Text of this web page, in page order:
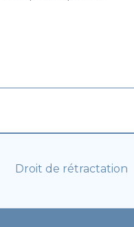
Droit de rétractation